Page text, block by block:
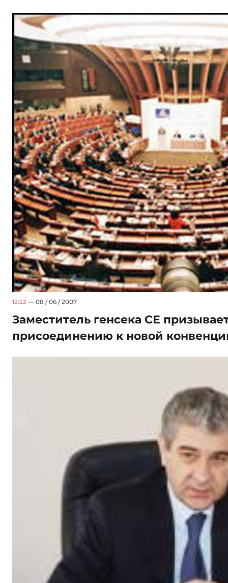
12:22 — 08 / 06 / 2007
Заместитель генсека СЕ
присоединению к новой